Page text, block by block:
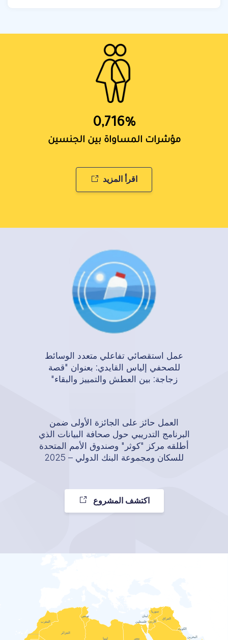
0,716%
مؤشرات المساواة بين الجنسين
اقرأ المزيد
عمل استقصائي تفاعلي متعدد الوسائط
للصحفي إلياس القايدي: بعنوان "قصة
زجاجة: بين العطش والتمييز والبقاء"
العمل حائز على الجائزة الأولى ضمن
البرنامج التدريبي حول صحافة البيانات الذي
أطلقه مركز "كوثر" وصندوق الأمم المتحدة
للسكان ومجموعة البنك الدولي – 2025
اكتشف المشروع
المغرب
الجزائر
تونس
ليبيا مصر البحرين
الكويت
العراق
الأردن فلسطين
لبنان
سوريا